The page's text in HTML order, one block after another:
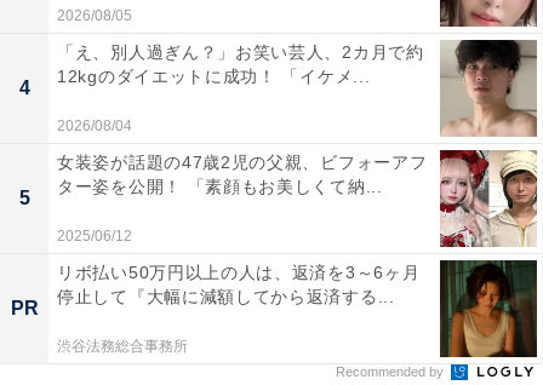
2026/08/05
4
「え、別人過ぎん？」お笑い芸人、2カ月で約
12kgのダイエットに成功！ 「イケメ...
2026/08/04
5
女装姿が話題の47歳2児の父親、ビフォーアフ
ター姿を公開！ 「素顔もお美しくて納...
2025/06/12
PR
リボ払い50万円以上の人は、返済を3～6ヶ月
停止して『大幅に減額してから返済する...
渋谷法務総合事務所
Recommended by